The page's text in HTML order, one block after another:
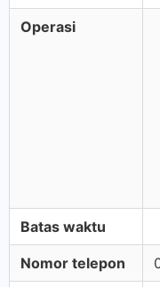
Operasi
Batas waktu
Nomor telepon